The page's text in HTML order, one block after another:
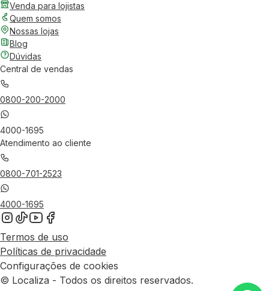
Venda para lojistas
Quem somos
Nossas lojas
Blog
Dúvidas
Central de vendas
0800-200-2000
4000-1695
Atendimento ao cliente
0800-701-2523
4000-1695
Termos de uso
Políticas de privacidade
Configurações de cookies
© Localiza - Todos os direitos reservados.